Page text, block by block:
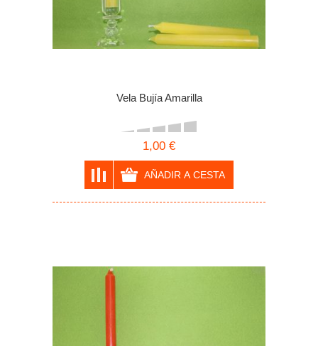
Vela Bujía Amarilla
1,00 €